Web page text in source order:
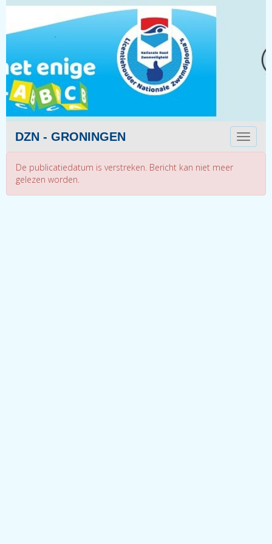
Toggle
DZN - GRONINGEN
De publicatiedatum is verstreken. Bericht kan niet meer
gelezen worden.